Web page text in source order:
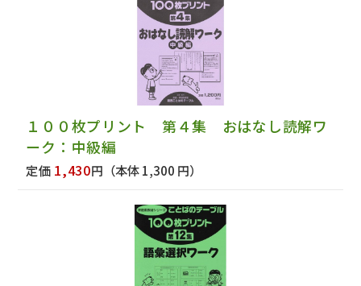
１００枚プリント 第４集 おはなし読解ワ
ーク：中級編
定価 1,430円 （本体 1,300 円）